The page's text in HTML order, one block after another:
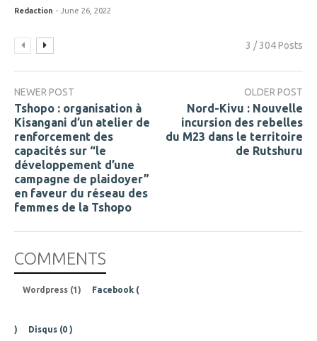
Redaction - June 26, 2022
3 / 304 Posts
NEWER POST
Tshopo : organisation à
Kisangani d’un atelier de
renforcement des
capacités sur “le
développement d’une
campagne de plaidoyer”
en faveur du réseau des
femmes de la Tshopo
OLDER POST
Nord-Kivu : Nouvelle
incursion des rebelles
du M23 dans le territoire
de Rutshuru
COMMENTS
Wordpress (1) Facebook (
) Disqus (0 )